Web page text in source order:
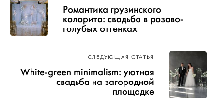
по записям
Романтика грузинского
колорита: свадьба в розово-
голубых оттенках
СЛЕДУЮЩАЯ СТАТЬЯ
White-green minimalism: уютная
свадьба на загородной
площадке